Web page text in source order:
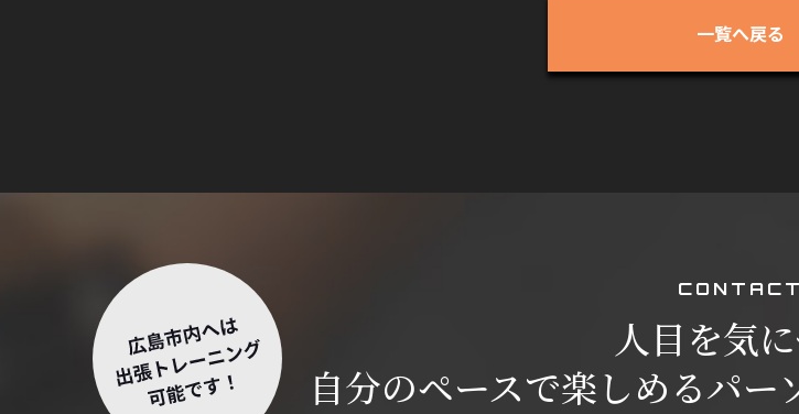
一覧へ戻る
C O N T A C T
人目を気
自分のペースで楽しめるパー